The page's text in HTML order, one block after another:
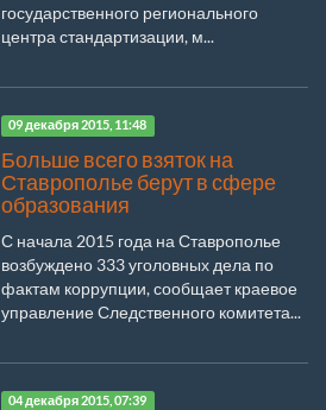
государственного регионального
центра стандартизации, м...
09 декабря 2015, 11:48
Больше всего взяток на
Ставрополье берут в сфере
образования
С начала 2015 года на Ставрополье
возбуждено 333 уголовных дела по
фактам коррупции, сообщает краевое
управление Следственного комитета...
04 декабря 2015, 07:39